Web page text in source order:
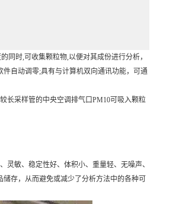
同时,可收集颗粒物,以便对其成份进行分析，
自动调零;具有与计算机双向通讯功能，可通
长采样管的中央空调排气口PM10可吸入颗粒
敏、稳定性好、体积小、重量轻、无噪声、
存，从而避免或减少了分析方法中的各种可